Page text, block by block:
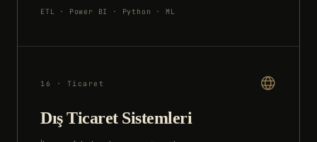
ETL · Power BI · Python · ML
16 · Ticaret
Dış Ticaret Sistemleri